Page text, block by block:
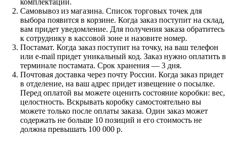
Самовывоз из магазина. Список торговых точек для
выбора появится в корзине. Когда заказ поступит на склад,
вам придет уведомление. Для получения заказа обратитесь
к сотруднику в кассовой зоне и назовите номер.
Постамат. Когда заказ поступит на точку, на ваш телефон
или e-mail придет уникальный код. Заказ нужно оплатить в
терминале постамата. Срок хранения — 3 дня.
Почтовая доставка через почту России. Когда заказ придет
в отделение, на ваш адрес придет извещение о посылке.
Перед оплатой вы можете оценить состояние коробки: вес,
целостность. Вскрывать коробку самостоятельно вы
можете только после оплаты заказа. Один заказ может
содержать не больше 10 позиций и его стоимость не
должна превышать 100 000 р.